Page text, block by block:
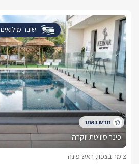
שובר מילואים
כינר סוויטת יוקרה
צימר בצפון, ראש פינה